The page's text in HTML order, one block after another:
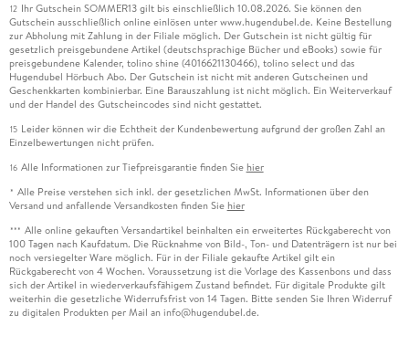
12 Ihr Gutschein SOMMER13 gilt bis einschließlich 10.08.2026. Sie können den
Gutschein ausschließlich online einlösen unter www.hugendubel.de. Keine Bestellung
zur Abholung mit Zahlung in der Filiale möglich. Der Gutschein ist nicht gültig für
gesetzlich preisgebundene Artikel (deutschsprachige Bücher und eBooks) sowie für
preisgebundene Kalender, tolino shine (4016621130466), tolino select und das
Hugendubel Hörbuch Abo. Der Gutschein ist nicht mit anderen Gutscheinen und
Geschenkkarten kombinierbar. Eine Barauszahlung ist nicht möglich. Ein Weiterverkauf
und der Handel des Gutscheincodes sind nicht gestattet.
15 Leider können wir die Echtheit der Kundenbewertung aufgrund der großen Zahl an
Einzelbewertungen nicht prüfen.
16 Alle Informationen zur Tiefpreisgarantie finden Sie hier
* Alle Preise verstehen sich inkl. der gesetzlichen MwSt. Informationen über den
Versand und anfallende Versandkosten finden Sie hier
*** Alle online gekauften Versandartikel beinhalten ein erweitertes Rückgaberecht von
100 Tagen nach Kaufdatum. Die Rücknahme von Bild-, Ton- und Datenträgern ist nur bei
noch versiegelter Ware möglich. Für in der Filiale gekaufte Artikel gilt ein
Rückgaberecht von 4 Wochen. Voraussetzung ist die Vorlage des Kassenbons und dass
sich der Artikel in wiederverkaufsfähigem Zustand befindet. Für digitale Produkte gilt
weiterhin die gesetzliche Widerrufsfrist von 14 Tagen. Bitte senden Sie Ihren Widerruf
zu digitalen Produkten per Mail an info@hugendubel.de.